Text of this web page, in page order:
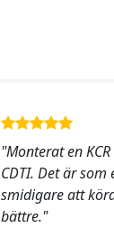
"Monterat en
CDTI. Det är
smidigare att
bättre."